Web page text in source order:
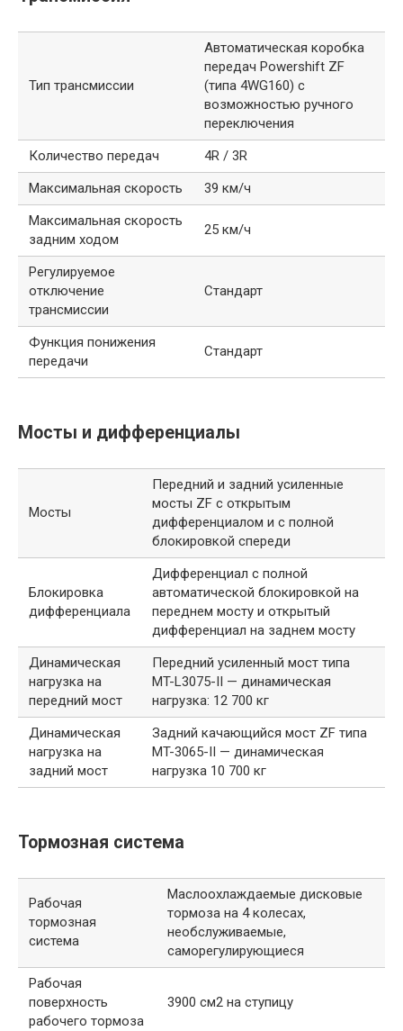
Тип трансмиссии
Автоматическая коробка
передач Powershift ZF
(типа 4WG160) с
возможностью ручного
переключения
Количество передач
4R / 3R
Максимальная скорость
39 км/ч
Максимальная скорость
задним ходом
25 км/ч
Регулируемое
отключение
трансмиссии
Стандарт
Функция понижения
передачи
Стандарт
Мосты и дифференциалы
Мосты
Передний и задний усиленные
мосты ZF с открытым
дифференциалом и с полной
блокировкой спереди
Блокировка
дифференциала
Дифференциал с полной
автоматической блокировкой на
переднем мосту и открытый
дифференциал на заднем мосту
Динамическая
нагрузка на
передний мост
Передний усиленный мост типа
MT-L3075-II — динамическая
нагрузка: 12 700 кг
Динамическая
нагрузка на
задний мост
Задний качающийся мост ZF типа
MT-3065-II — динамическая
нагрузка 10 700 кг
Тормозная система
Рабочая
тормозная
система
Маслоохлаждаемые дисковые
тормоза на 4 колесах,
необслуживаемые,
саморегулирующиеся
Рабочая
поверхность
рабочего тормоза
3900 см2 на ступицу